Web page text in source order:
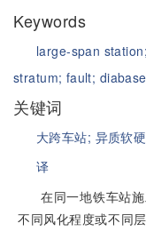
Keywords
large-span station;
stratum; fault;
关键词
大跨车站; 异质软
译
在同一地铁车站
不同风化程度或不同